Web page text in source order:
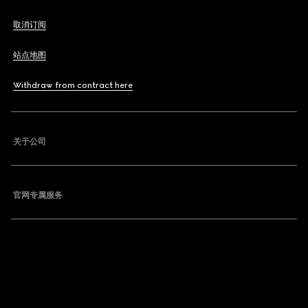
取消订阅
站点地图
Withdraw from contract here
关于公司
官网专属服务